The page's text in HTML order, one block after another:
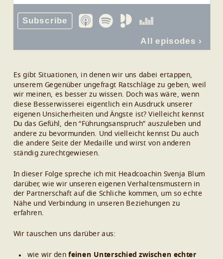
Es gibt Situationen, in denen wir uns dabei ertappen,
unserem Gegenüber ungefragt Ratschläge zu geben, weil
wir meinen, es besser zu wissen. Doch was wäre, wenn
diese Besserwisserei eigentlich ein Ausdruck unserer
eigenen Unsicherheiten und Ängste ist? Vielleicht kennst
Du das Gefühl, den “Führungsanspruch” auszuleben und
andere zu bevormunden. Und vielleicht kennst Du auch
die andere Seite der Medaille und wirst von anderen
ständig zurechtgewiesen.
In dieser Folge spreche ich mit Headcoachin Svenja Blum
darüber, wie wir unseren eigenen Verhaltensmustern in
der Partnerschaft auf die Schliche kommen, um so echte
Nähe und Verbindung in unseren Beziehungen zu
erfahren.
Wir tauschen uns darüber aus:
wie wir denfeinen Unterschied zwischen echter